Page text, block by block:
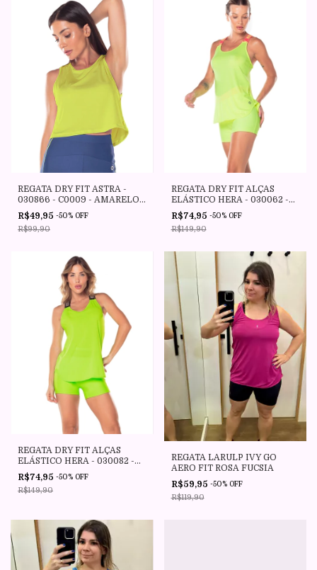
REGATA DRY FIT ASTRA -
030866 - C0009 - AMARELO
NEON - VESTEM
R$49,95 -50% OFF
R$99,90
REGATA DRY FIT ALÇAS
ELÁSTICO HERA - 030062 -
C0009 - AMARELO NEON -
VESTEM
R$74,95 -50% OFF
R$149,90
REGATA DRY FIT ALÇAS
ELÁSTICO HERA - 030082 -
C0041 - VERDE NEON -
VESTEM
R$74,95 -50% OFF
R$149,90
REGATA LARULP IVY GO
AERO FIT ROSA FUCSIA
R$59,95 -50% OFF
R$119,90